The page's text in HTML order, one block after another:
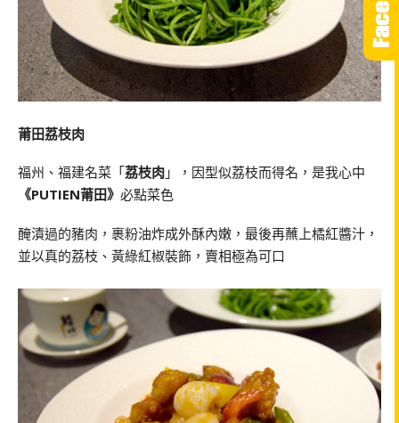
莆田荔枝肉
福州、福建名菜「荔枝肉 」，因型似荔枝而得名，是我心中
《PUTIEN莆田》 必點菜色
醃漬過的豬肉，裹粉油炸成外酥內嫩，最後再蘸上橘紅醬汁，
並以真的荔枝、黃綠紅椒裝飾，賣相極為可口